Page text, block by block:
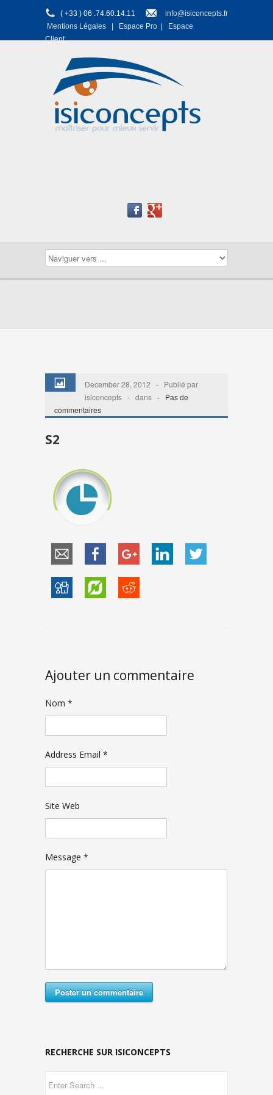
( +33 ) 06 .74.60.14.11
info@isiconcepts.fr
Mentions Légales
Espace Pro
Espace
Client
December 28, 2012 - Publié par
isiconcepts - dans - Pas de
commentaires
S2
Ajouter un commentaire
Nom *
Address Email *
Site Web
Message *
Poster un commentaire
RECHERCHE SUR ISICONCEPTS